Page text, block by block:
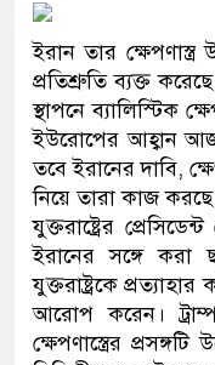
ইরান তার
প্রতিশ্রুতি ব্যক্ত
স্থাপনে ব্যালিস্টিক
ইউরোপের আহ্বান আজ
তবে ইরানের দাবি,
নিয়ে তারা কাজ করছে
যুক্তরাষ্ট্রের
ইরানের সঙ্গে করা
যুক্তরাষ্ট্রকে
আরোপ করেন।
ক্ষেপণাস্ত্রের